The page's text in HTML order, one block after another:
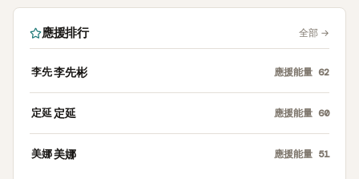
應援排行 全部 →
李先李先彬 應援能量 62
定延 定延 應援能量 60
美娜美娜 應援能量 51